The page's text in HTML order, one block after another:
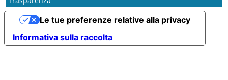
Informativa sulla raccolta
Le tue preferenze relative alla privacy